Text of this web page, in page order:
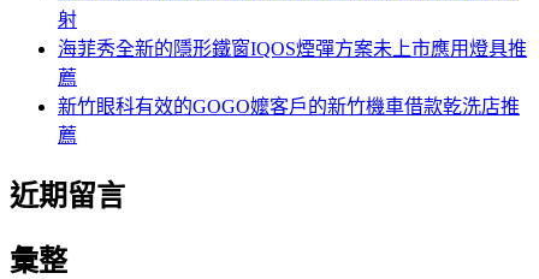
射
海菲秀全新的隱形鐵窗IQOS煙彈方案未上市應用燈具推
薦
新竹眼科有效的GOGO嬤客戶的新竹機車借款乾洗店推
薦
近期留言
彙整